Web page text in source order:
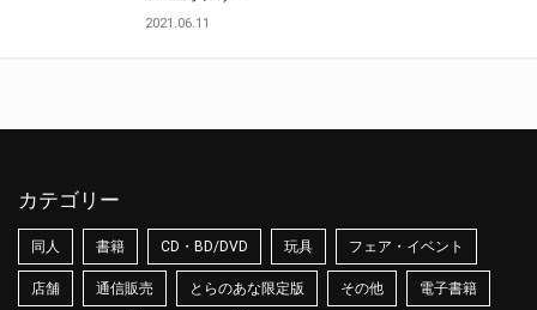
2021.06.11
カテゴリー
同人 書籍 CD・BD/DVD 玩具 フェア・イベント
店舗 通信販売 とらのあな限定版 その他 電子書籍